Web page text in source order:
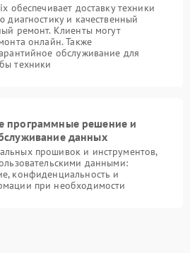
обеспечивает доставку техники
диагностику и качественный
ремонт. Клиенты могут
онлайн. Также
обслуживание для
техники
программные решение и
данных
прошивок и инструментов,
данными:
конфиденциальность и
при необходимости